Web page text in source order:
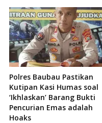
Polres Baubau Pastikan
Kutipan Kasi Humas soal
‘Ikhlaskan’ Barang Bukti
Pencurian Emas adalah
Hoaks